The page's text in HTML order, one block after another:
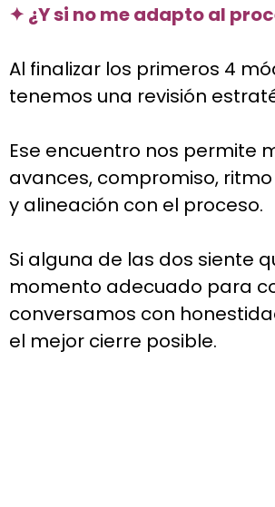
✦ ¿Y si no me adapto al
Al finalizar los primeros 4
tenemos una revisión
Ese encuentro nos permite
avances, compromiso,
y alineación con el proceso.
Si alguna de las dos siente
momento adecuado para
conversamos con
el mejor cierre posible.